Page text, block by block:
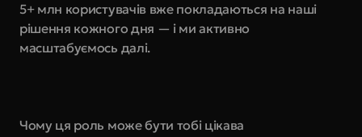
5+ млн користувачів вже покладаються на наші
рішення кожного дня — і ми активно
масштабуємось далі.
Чому ця роль може бути тобі цікава